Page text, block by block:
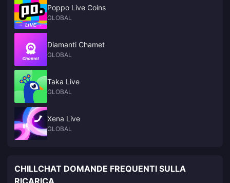
Poppo Live Coins
GLOBAL
Diamanti Chamet
GLOBAL
Taka Live
GLOBAL
Xena Live
GLOBAL
CHILLCHAT DOMANDE FREQUENTI SULLA
RICARICA